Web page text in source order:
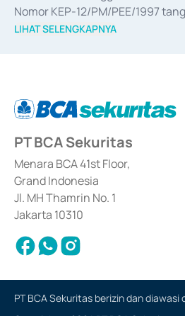
Nomor KEP-12/PM/PEE/1997
merger, akuisisi, divestasi, dan
LIHAT SELENGKAPNYA
PT BCA Sekuritas
Menara BCA 41st Floor,
Grand Indonesia
Jl. MH Thamrin No. 1
Jakarta 10310
PT BCA Sekuritas berizin dan